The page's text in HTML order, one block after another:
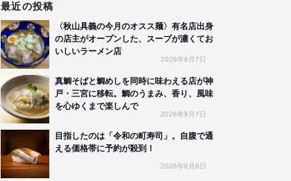
最近の投稿
〈秋山具義の今月のオスス麺〉有名店出身
の店主がオープンした、スープが濃くてお
いしいラーメン店
2026年8月7日
真鯛そばと鯛めしを同時に味わえる店が神
戸・三宮に移転。鯛のうまみ、香り、風味
を心ゆくまで楽しんで
2026年8月7日
目指したのは「令和の町寿司」。自腹で通
える価格帯に予約が殺到！
2026年8月6日